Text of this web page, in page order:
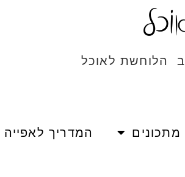
הלוחשת לאוכל
מתכונים המדריך לאפייה